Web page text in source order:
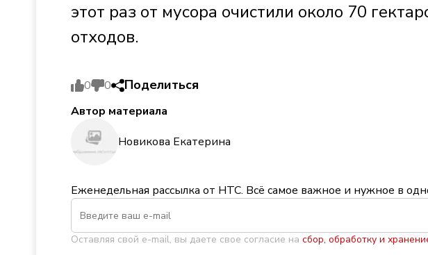
этот раз от мусора очистили около 70
отходов.
0 0 Поделиться
Автор материала
Новикова Екатерина
Еженедельная рассылка от НТС. Всё самое важное и нужное в
Оставляя свой e-mail, вы даете свое согласие на сбор, обработку и